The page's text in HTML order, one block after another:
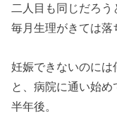
二人目も同じだろ
毎月生理がきては落
妊娠できないのには
と、病院に通い始
半年後。